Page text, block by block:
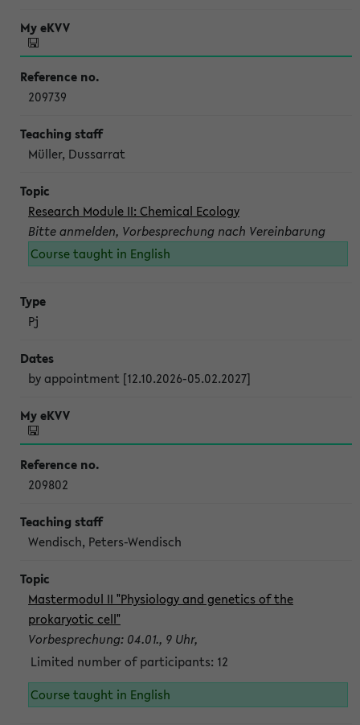
209739
Müller, Dussarrat
Research Module II: Chemical Ecology
Bitte anmelden, Vorbesprechung nach Vereinbarung
Course taught in English
Pj
by appointment [12.10.2026-05.02.2027]
209802
Wendisch, Peters-Wendisch
Mastermodul II "Physiology and genetics of the
prokaryotic cell"
Vorbesprechung: 04.01., 9 Uhr,
Limited number of participants: 12
Course taught in English